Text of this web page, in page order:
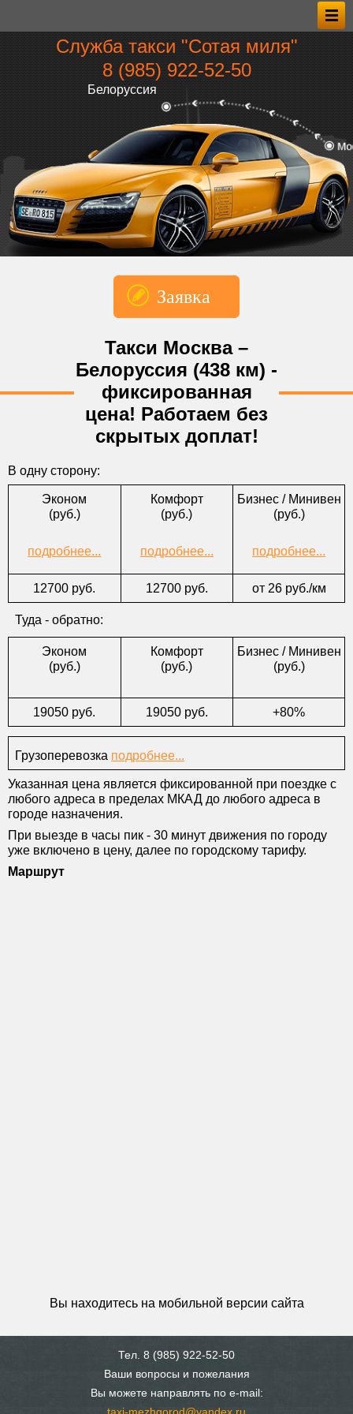
Белоруссия
Служба такси "Сотая миля"
8 (985) 922‑52‑50
Заявка
*Откуда
*Куда
*Тел.
E-mail
*Форма оплаты
Комментарии
Такси Москва –
Белоруссия (438 км) -
фиксированная
цена! Работаем без
скрытых доплат!
В одну сторону:
Эконом
(руб.)
подробнее...
12700 руб.
Туда - обратно:
Эконом
(руб.)
19050 руб.
Комфорт
(руб.)
подробнее...
12700 руб.
Комфорт
(руб.)
19050 руб.
Бизнес / Минивен
(руб.)
подробнее...
от 26 руб./км
Бизнес / Минивен
(руб.)
+80%
Грузоперевозка подробнее...
Указанная цена является фиксированной при поездке с
любого адреса в пределах МКАД до любого адреса в
городе назначения.
При выезде в часы пик - 30 минут движения по городу
уже включено в цену, далее по городскому тарифу.
Маршрут
Вы находитесь на мобильной версии сайта
Тел. 8 (985) 922-52-50
Ваши вопросы и пожелания
Вы можете направлять по e-mail: